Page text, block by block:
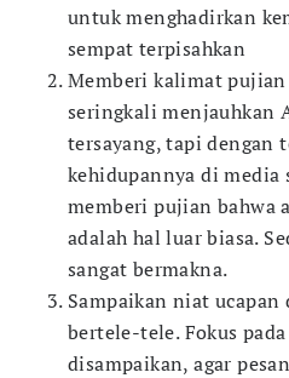
untuk menghadirkan
sempat terpisahkan
Memberi kalimat pujian
seringkali menjauhkan
tersayang, tapi dengan
kehidupannya di media
memberi pujian bahwa
adalah hal luar biasa.
sangat bermakna.
Sampaikan niat ucapan
bertele-tele. Fokus
disampaikan, agar